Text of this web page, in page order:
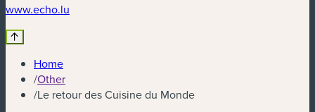
www.echo.lu
Home
/Other
/Le retour des Cuisine du Monde